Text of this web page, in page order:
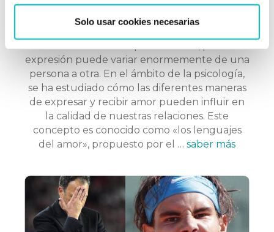
Solo usar cookies necesarias
02/04/2018
Los cinco lenguajes del amor
expresión puede variar enormemente de una
persona a otra. En el ámbito de la psicología,
se ha estudiado cómo las diferentes maneras
de expresar y recibir amor pueden influir en
la calidad de nuestras relaciones. Este
concepto es conocido como «los lenguajes
del amor», propuesto por el … saber más